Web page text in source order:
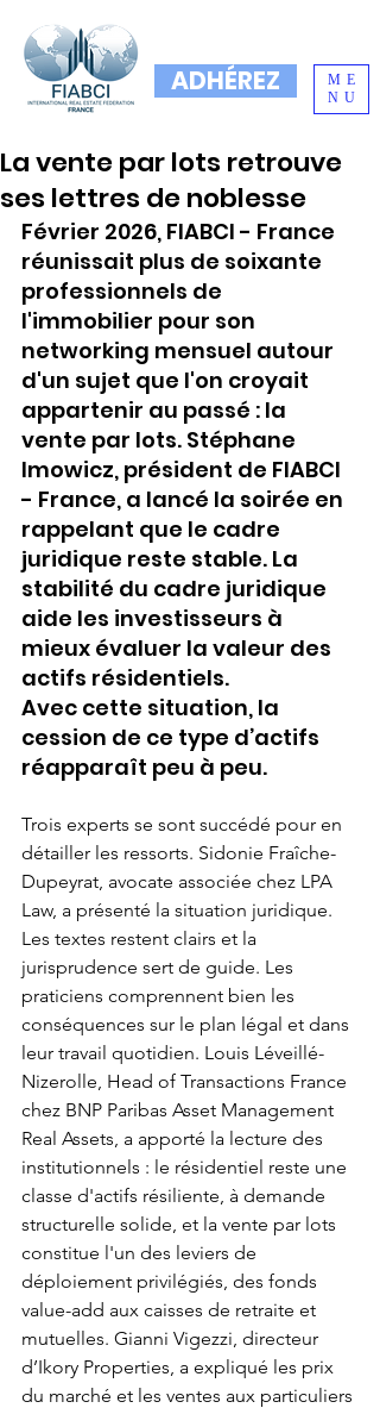
ADHÉREZ
ME
NU
La vente par lots retrouve
ses lettres de noblesse
Février 2026, FIABCI - France
réunissait plus de soixante
professionnels de
l'immobilier pour son
networking mensuel autour
d'un sujet que l'on croyait
appartenir au passé : la
vente par lots. Stéphane
Imowicz, président de FIABCI
- France, a lancé la soirée en
rappelant que le cadre
juridique reste stable. La
stabilité du cadre juridique
aide les investisseurs à
mieux évaluer la valeur des
actifs résidentiels.
Avec cette situation, la
cession de ce type d’actifs
réapparaît peu à peu.
Trois experts se sont succédé pour en
détailler les ressorts. Sidonie Fraîche-
Dupeyrat, avocate associée chez LPA
Law, a présenté la situation juridique.
Les textes restent clairs et la
jurisprudence sert de guide. Les
praticiens comprennent bien les
conséquences sur le plan légal et dans
leur travail quotidien. Louis Léveillé-
Nizerolle, Head of Transactions France
chez BNP Paribas Asset Management
Real Assets, a apporté la lecture des
institutionnels : le résidentiel reste une
classe d'actifs résiliente, à demande
structurelle solide, et la vente par lots
constitue l'un des leviers de
déploiement privilégiés, des fonds
value-add aux caisses de retraite et
mutuelles. Gianni Vigezzi, directeur
d’Ikory Properties, a expliqué les prix
du marché et les ventes aux particuliers